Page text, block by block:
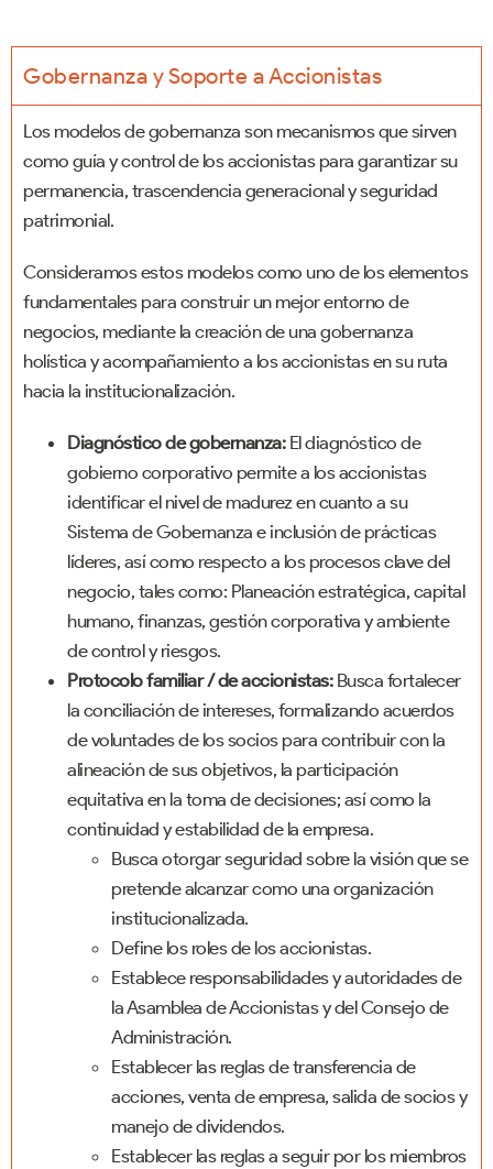
Gobernanza y Soporte a Accionistas
Los modelos de gobernanza son mecanismos que sirven
como guía y control de los accionistas para garantizar su
permanencia, trascendencia generacional y seguridad
patrimonial.
Consideramos estos modelos como uno de los elementos
fundamentales para construir un mejor entorno de
negocios, mediante la creación de una gobernanza
holística y acompañamiento a los accionistas en su ruta
hacia la institucionalización.
Diagnóstico de gobernanza: El diagnóstico de
gobierno corporativo permite a los accionistas
identificar el nivel de madurez en cuanto a su
Sistema de Gobernanza e inclusión de prácticas
líderes, así como respecto a los procesos clave del
negocio, tales como: Planeación estratégica, capital
humano, finanzas, gestión corporativa y ambiente
de control y riesgos.
Protocolo familiar / de accionistas: Busca fortalecer
la conciliación de intereses, formalizando acuerdos
de voluntades de los socios para contribuir con la
alineación de sus objetivos, la participación
equitativa en la toma de decisiones; así como la
continuidad y estabilidad de la empresa.
Busca otorgar seguridad sobre la visión que se
pretende alcanzar como una organización
institucionalizada.
Define los roles de los accionistas.
Establece responsabilidades y autoridades de
la Asamblea de Accionistas y del Consejo de
Administración.
Establecer las reglas de transferencia de
acciones, venta de empresa, salida de socios y
manejo de dividendos.
Establecer las reglas a seguir por los miembros